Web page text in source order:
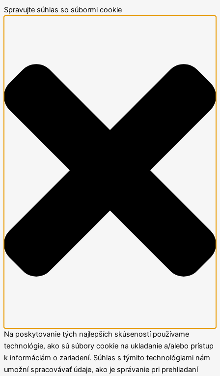
Spravujte súhlas so súbormi cookie
Na poskytovanie tých najlepších skúseností používame
technológie, ako sú súbory cookie na ukladanie a/alebo prístup
k informáciám o zariadení. Súhlas s týmito technológiami nám
umožní spracovávať údaje, ako je správanie pri prehliadaní